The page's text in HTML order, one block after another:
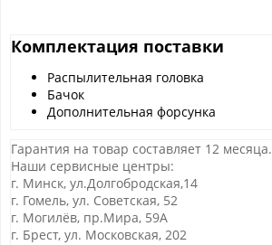
Комплектация поставки
Распылительная головка
Бачок
Дополнительная форсунка
Гарантия на товар составляет 12 месяца.
Наши сервисные центры:
г. Минск, ул.Долгобродская,14
г. Гомель, ул. Советская, 52
г. Могилёв, пр.Мира, 59А
г. Брест, ул. Московская, 202